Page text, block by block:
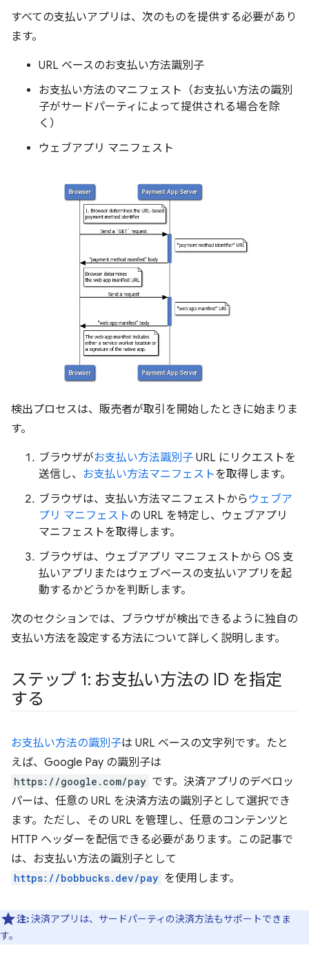
すべての支払いアプリは、次のものを提供する必要があり
ます。
URL ベースのお支払い方法識別子
お支払い方法のマニフェスト（お支払い方法の識別
子がサードパーティによって提供される場合を除
く）
ウェブアプリ マニフェスト
検出プロセスは、販売者が取引を開始したときに始まりま
す。
ブラウザがお支払い方法識別子 URL にリクエストを
送信し、 お支払い方法マニフェストを取得します。
ブラウザは、支払い方法マニフェストから ウェブア
プリ マニフェストの URL を特定し、ウェブアプリ
マニフェストを取得します。
ブラウザは、ウェブアプリ マニフェストから OS 支
払いアプリまたはウェブベースの支払いアプリを起
動するかどうかを判断します。
次のセクションでは、ブラウザが検出できるように独自の
支払い方法を設定する方法について詳しく説明します。
ステップ 1: お支払い方法の ID を指定
する
お支払い方法の識別子は URL ベースの文字列です。たと
えば、Google Pay の識別子は
https://google.com/pay です。決済アプリのデベロッ
パーは、任意の URL を決済方法の識別子として選択でき
ます。ただし、その URL を管理し、任意のコンテンツと
HTTP ヘッダーを配信できる必要があります。この記事で
は、お支払い方法の識別子として
https://bobbucks.dev/pay を使用します。
注:決済アプリは、サードパーティの決済方法もサポートできま
す。